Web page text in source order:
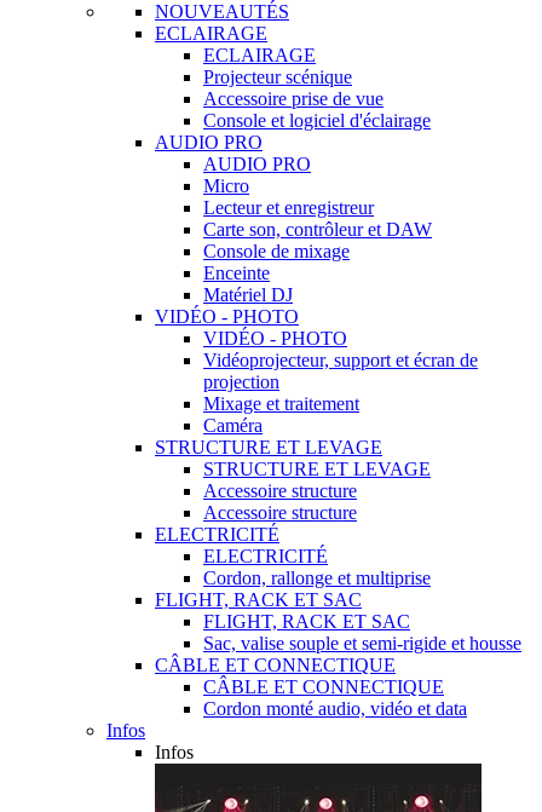
NOUVEAUTÉS
ECLAIRAGE
ECLAIRAGE
Projecteur scénique
Accessoire prise de vue
Console et logiciel d'éclairage
AUDIO PRO
AUDIO PRO
Micro
Lecteur et enregistreur
Carte son, contrôleur et DAW
Console de mixage
Enceinte
Matériel DJ
VIDÉO - PHOTO
VIDÉO - PHOTO
Vidéoprojecteur, support et écran de
projection
Mixage et traitement
Caméra
STRUCTURE ET LEVAGE
STRUCTURE ET LEVAGE
Accessoire structure
Accessoire structure
ELECTRICITÉ
ELECTRICITÉ
Cordon, rallonge et multiprise
FLIGHT, RACK ET SAC
FLIGHT, RACK ET SAC
Sac, valise souple et semi-rigide et housse
CÂBLE ET CONNECTIQUE
CÂBLE ET CONNECTIQUE
Cordon monté audio, vidéo et data
Infos
Infos